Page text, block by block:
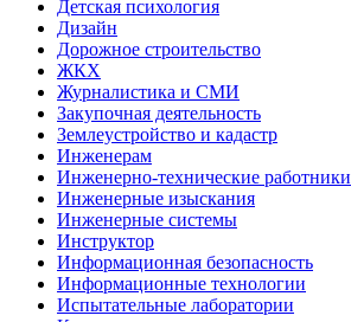
Детская психология
Дизайн
Дорожное строительство
ЖКХ
Журналистика и СМИ
Закупочная деятельность
Землеустройство и кадастр
Инженерам
Инженерно-технические работники
Инженерные изыскания
Инженерные системы
Инструктор
Информационная безопасность
Информационные технологии
Испытательные лаборатории